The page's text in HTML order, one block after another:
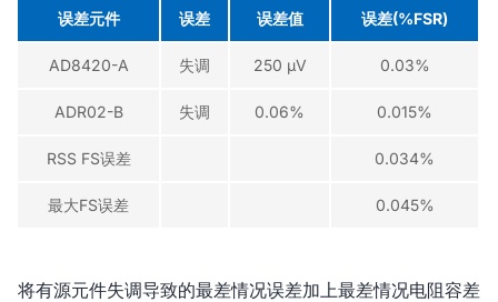
误差元件 误差 误差值 误差(%FSR)
AD8420-A 失调 250 µV 0.03%
ADR02-B 失调 0.06% 0.015%
RSS FS误差 0.034%
最大FS误差 0.045%
将有源元件失调导致的最差情况误差加上最差情况电阻容差